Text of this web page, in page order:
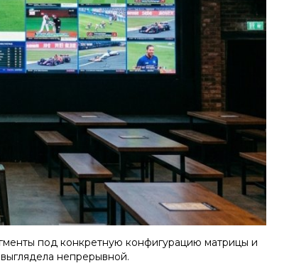
под конкретную конфигурацию матрицы и
непрерывной.